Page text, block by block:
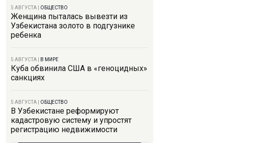
5 АВГУСТА ОБЩЕСТВО
Женщина пыталась вывезти из
Узбекистана золото в подгузнике
ребенка
5 АВГУСТА В МИРЕ
Куба обвинила США в «геноцидных»
санкциях
5 АВГУСТА ОБЩЕСТВО
В Узбекистане реформируют
кадастровую систему и упростят
регистрацию недвижимости